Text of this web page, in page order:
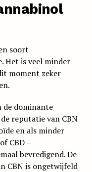
soort
Het is veel minder
moment zeker
de dominante
reputatie van CBN
en als minder
CBD –
bevredigend. De
CBN is ongetwijfeld